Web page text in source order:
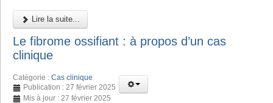
Lire la suite...
Le fibrome ossifiant : à propos d’un cas
clinique
Catégorie : Cas clinique
Publication : 27 février 2025
Mis à jour : 27 février 2025